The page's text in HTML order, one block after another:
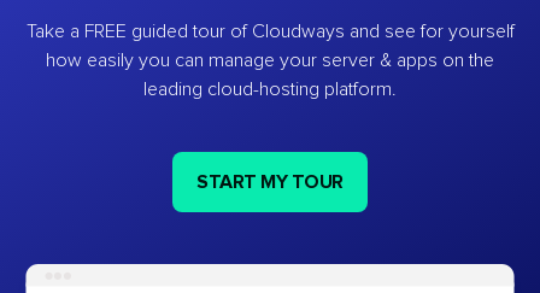
Take a FREE guided tour of Cloudways and see for yourself
how easily you can manage your server & apps on the
leading cloud-hosting platform.
START MY TOUR